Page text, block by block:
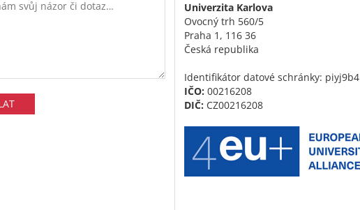
Univerzita Karlova
Ovocný trh 560/5
Praha 1, 116 36
Česká republika
Identifikátor datové schránky: piyj9b4
IČO: 00216208
DIČ: CZ00216208